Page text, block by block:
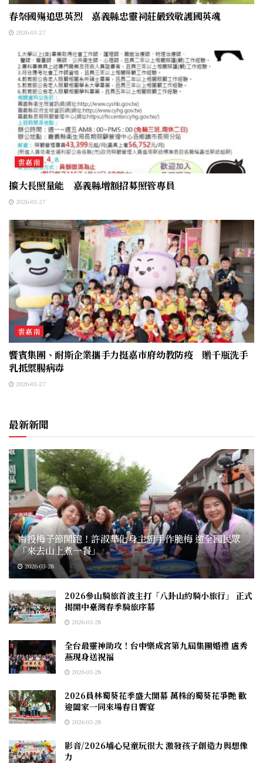
春祭國殤追思英烈 嘉義縣忠靈祠莊嚴致敬護國英魂
2026-03-27
雲嘉南
擴大長照量能 嘉義縣增額招募照管專員
2026-03-27
雲嘉南
饗賓集團、耐斯企業攜手力挺嘉市府幼教防疫 贈千瓶洗手
乳抵禦腸病毒
2026-03-27
最新新聞
南投梅子節開跑！許淑華化身主廚手作脆梅 邀全國民眾
「來去山上煮一餐」
2026-03-28
2026參山騎旅首波主打「八卦山約騎小旅行」 正式
揭開中臺灣春季騎旅序幕
2026-03-28
全台最靈神助攻！台中樂成宮第九屆集團婚禮 盧秀
燕現身送祝福
2026-03-28
2026員林蜀葵花季盛大開幕 萬株的蜀葵花爭艷 歡
迎闔家一同來場春日饗宴
2026-03-28
影音/2026埔心兒童玩很大 激發孩子創造力與想像
力